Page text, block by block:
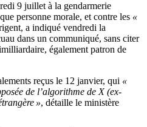
9 juillet à la gendarmerie
personne morale, et contre les «
a indiqué vendredi la
dans un communiqué, sans citer
également patron de
reçus le 12 janvier, qui «
de l’algorithme de X (ex-
», détaille le ministère